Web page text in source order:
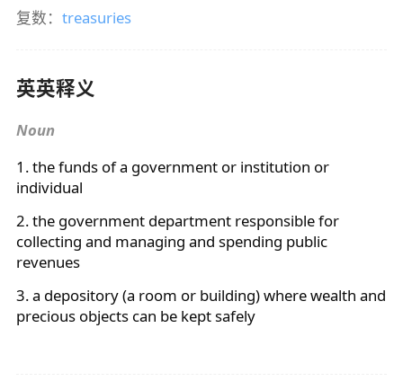
复数： treasuries
英英释义
Noun
1. the funds of a government or institution or
individual
2. the government department responsible for
collecting and managing and spending public
revenues
3. a depository (a room or building) where wealth and
precious objects can be kept safely